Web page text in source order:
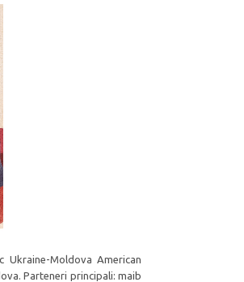
Moldova American
Parteneri principali: maib